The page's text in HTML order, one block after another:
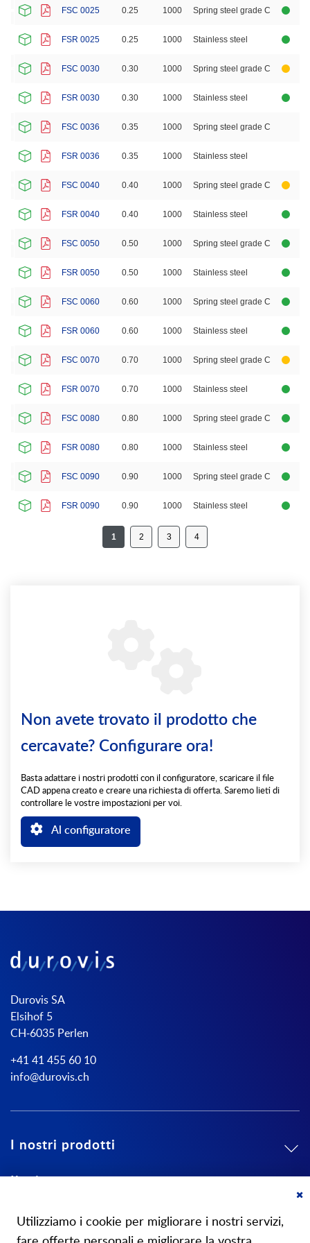
FSC 0025 0.25 1000 Spring steel grade C
FSR 0025 0.25 1000 Stainless steel
FSC 0030 0.30 1000 Spring steel grade C
FSR 0030 0.30 1000 Stainless steel
FSC 0036 0.35 1000 Spring steel grade C
FSR 0036 0.35 1000 Stainless steel
FSC 0040 0.40 1000 Spring steel grade C
FSR 0040 0.40 1000 Stainless steel
FSC 0050 0.50 1000 Spring steel grade C
FSR 0050 0.50 1000 Stainless steel
FSC 0060 0.60 1000 Spring steel grade C
FSR 0060 0.60 1000 Stainless steel
FSC 0070 0.70 1000 Spring steel grade C
FSR 0070 0.70 1000 Stainless steel
FSC 0080 0.80 1000 Spring steel grade C
FSR 0080 0.80 1000 Stainless steel
FSC 0090 0.90 1000 Spring steel grade C
FSR 0090 0.90 1000 Stainless steel
1 2 3 4
Non avete trovato il prodotto che
cercavate? Configurare ora!
Basta adattare i nostri prodotti con il configuratore, scaricare il file
CAD appena creato e creare una richiesta di offerta. Saremo lieti di
controllare le vostre impostazioni per voi.
Al configuratore
Durovis SA
Elsihof 5
CH-6035 Perlen
+41 41 455 60 10
info@durovis.ch
I nostri prodotti
Su di noi
Utilizziamo i cookie per migliorare i nostri servizi,